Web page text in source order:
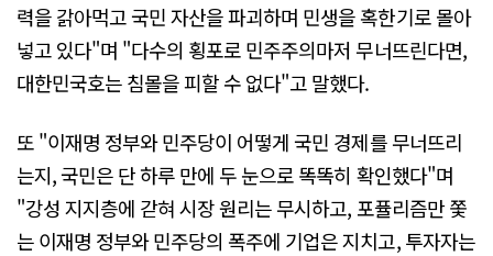
력을 갉아먹고 국민 자산을 파괴하며 민생을 혹한기로 몰아
넣고 있다"며 "다수의 횡포로 민주주의마저 무너뜨린다면,
대한민국호는 침몰을 피할 수 없다"고 말했다.
또 "이재명 정부와 민주당이 어떻게 국민 경제를 무너뜨리
는지, 국민은 단 하루 만에 두 눈으로 똑똑히 확인했다"며
"강성 지지층에 갇혀 시장 원리는 무시하고, 포퓰리즘만 쫓
는 이재명 정부와 민주당의 폭주에 기업은 지치고, 투자자는